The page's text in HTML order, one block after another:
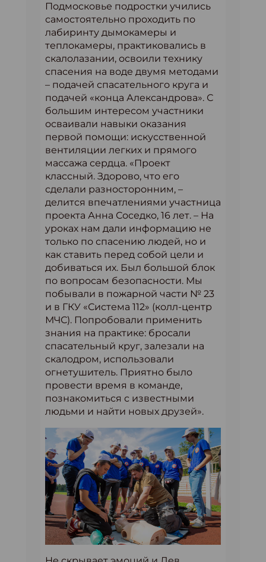
Подмосковье подростки учились
самостоятельно проходить по
лабиринту дымокамеры и
теплокамеры, практиковались в
скалолазании, освоили технику
спасения на воде двумя методами
– подачей спасательного круга и
подачей «конца Александрова». С
большим интересом участники
осваивали навыки оказания
первой помощи: искусственной
вентиляции легких и прямого
массажа сердца. «Проект
классный. Здорово, что его
сделали разносторонним, –
делится впечатлениями участница
проекта Анна Соседко, 16 лет. – На
уроках нам дали информацию не
только по спасению людей, но и
как ставить перед собой цели и
добиваться их. Был большой блок
по вопросам безопасности. Мы
побывали в пожарной части № 23
и в ГКУ «Система 112» (колл-центр
МЧС). Попробовали применить
знания на практике: бросали
спасательный круг, залезали на
скалодром, использовали
огнетушитель. Приятно было
провести время в команде,
познакомиться с известными
людьми и найти новых друзей».